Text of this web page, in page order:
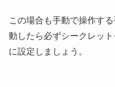
この場合も手動で操作す
動したら必ずシークレッ
に設定しましょう。